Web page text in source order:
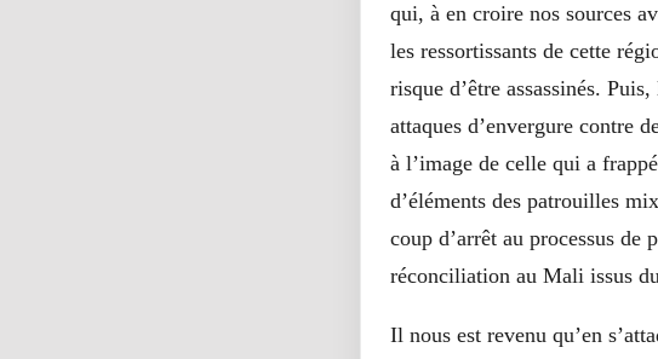
qui, à en croire nos sources
les ressortissants de cette
risque d’être assassinés.
attaques d’envergure contre
à l’image de celle qui a
d’éléments des patrouilles
coup d’arrêt au processus
réconciliation au Mali issus
Il nous est revenu qu’en